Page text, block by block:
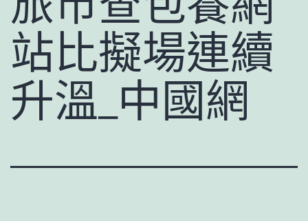
站比擬場連續
升溫_中國網